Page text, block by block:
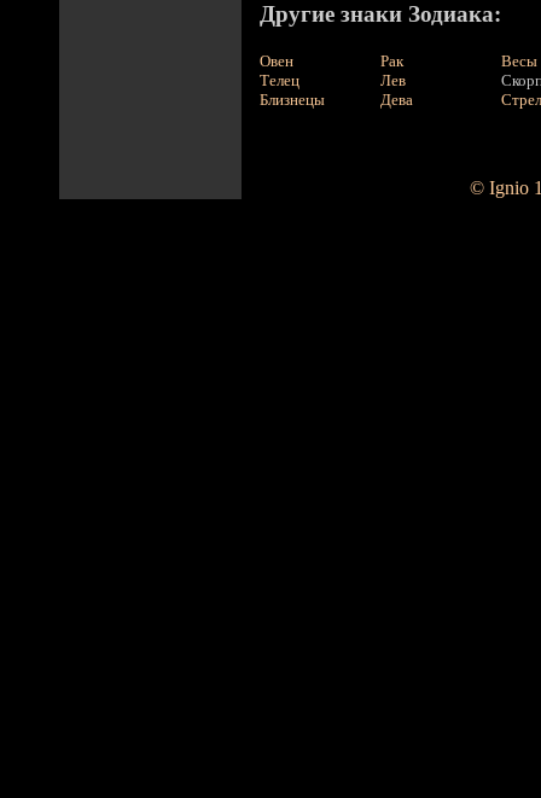
Другие знаки Зодиака:
Овен
Телец
Близнецы
Рак
Лев
Дева
Весы
© Ignio